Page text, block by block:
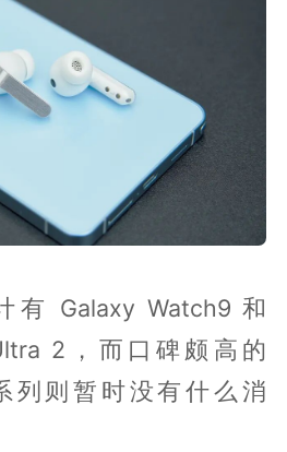
有 Galaxy Watch9 和
2，而口碑颇高的
列则暂时没有什么消